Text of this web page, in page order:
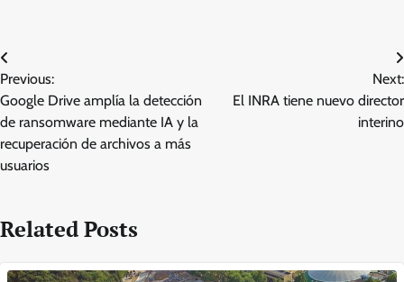
Post
navigation
Previous:
Google Drive amplía la detección
de ransomware mediante IA y la
recuperación de archivos a más
usuarios
Next:
El INRA tiene nuevo director
interino
Related Posts